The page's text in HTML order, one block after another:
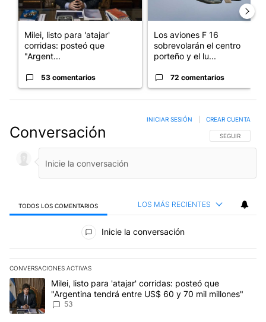
Milei, listo para 'atajar'
corridas: posteó que
"Argent...
53 comentarios
Los aviones F 16
sobrevolarán el centro
porteño y el lu...
72 comentarios
Conversación SIGA ESTA
SEGUIR
INICIAR SESIÓN CREAR CUENTA
TODOS LOS COMENTARIOS LOS MÁS RECIENTES
Todos los comentarios
Inicie la conversación
CONVERSACIONES ACTIVAS
Este listado muestra los artículos con más comentarios en los
Un artículo de tendencia con el título "Milei, listo para 'atajar'
Milei, listo para 'atajar' corridas: posteó que
"Argentina tendrá entre US$ 60 y 70 mil millones"
53